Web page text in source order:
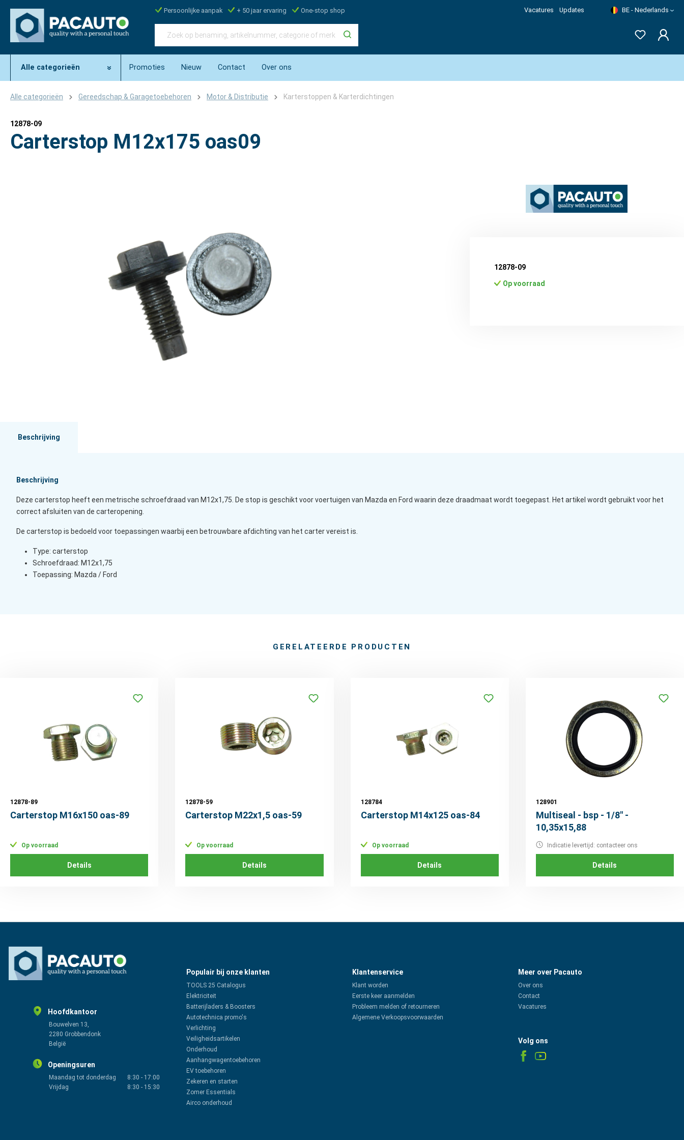
Persoonlijke aanpak + 50 jaar ervaring One-stop shop Vacatures Updates BE - Nederlands
Alle categorieën Promoties Nieuw Contact Over ons
Alle categorieën Gereedschap & Garagetoebehoren Motor & Distributie Karterstoppen & Karterdichtingen
12878-09
Carterstop M12x175 oas09
12878-09
Op voorraad
Beschrijving
Beschrijving
Deze carterstop heeft een metrische schroefdraad van M12x1,75. De stop is geschikt voor voertuigen van Mazda en Ford waarin deze draadmaat wordt toegepast. Het artikel wordt gebruikt voor het
correct afsluiten van de carteropening.
De carterstop is bedoeld voor toepassingen waarbij een betrouwbare afdichting van het carter vereist is.
Type: carterstop
Schroefdraad: M12x1,75
Toepassing: Mazda / Ford
GERELATEERDE PRODUCTEN
12878-89
Carterstop M16x150 oas-89
Op voorraad
Details
12878-59
Carterstop M22x1,5 oas-59
Op voorraad
Details
128784
Carterstop M14x125 oas-84
Op voorraad
Details
128901
Multiseal - bsp - 1/8" -
10,35x15,88
Indicatie levertijd: contacteer ons
Details
Hoofdkantoor
Bouwelven 13,
2280 Grobbendonk
België
Openingsuren
Maandag tot donderdag 8:30 - 17:00
Vrijdag
8:30 - 15:30
Populair bij onze klanten
TOOLS 25 Catalogus
Elektriciteit
Batterijladers & Boosters
Autotechnica promo's
Verlichting
Veiligheidsartikelen
Onderhoud
Aanhangwagentoebehoren
EV toebehoren
Zekeren en starten
Zomer Essentials
Airco onderhoud
Klantenservice
Klant worden
Eerste keer aanmelden
Probleem melden of retourneren
Algemene Verkoopsvoorwaarden
Meer over Pacauto
Over ons
Contact
Vacatures
Volg ons